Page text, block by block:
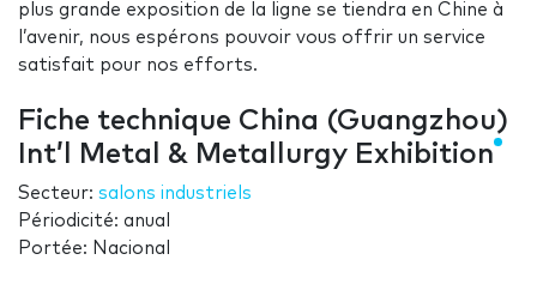
plus grande exposition de la ligne se tiendra en Chine à
l’avenir, nous espérons pouvoir vous offrir un service
satisfait pour nos efforts.
Fiche technique China (Guangzhou)
Int’l Metal & Metallurgy Exhibition
Secteur: salons industriels
Périodicité: anual
Portée: Nacional